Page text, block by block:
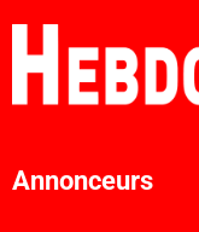
Annonceurs